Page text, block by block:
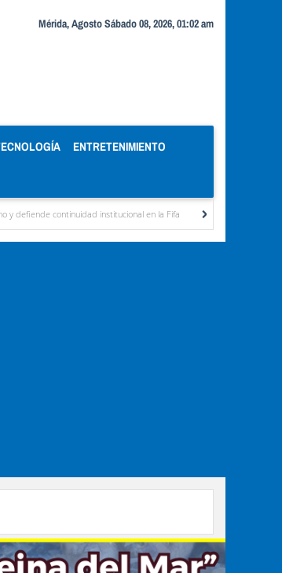
Mérida, Agosto Sábado 08, 2026, 01:02 am
ENTRETENIMIENTO
institucional en la Fifa Organismos públicos recortan